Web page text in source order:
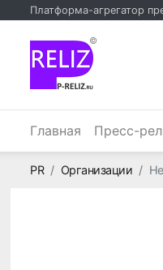
Платформа-агрегатор
©
Главная Пресс-
PRГлавная
Организации